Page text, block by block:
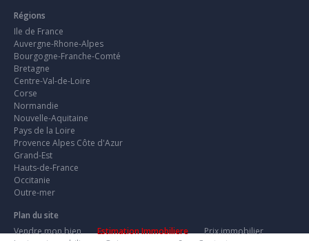
Régions
Ile de France
Auvergne-Rhone-Alpes
Bourgogne-Franche-Comté
Bretagne
Centre-Val-de-Loire
Corse
Normandie
Nouvelle-Aquitaine
Pays de la Loire
Provence Alpes Côte d'Azur
Grand-Est
Hauts-de-France
Occitanie
Outre-mer
Plan du site
Vendre mon bien
Estimation Immobiliere
Prix immobilier